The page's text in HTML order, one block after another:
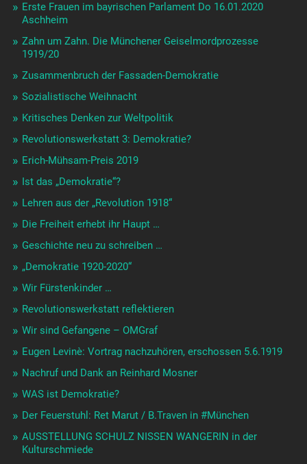
Erste Frauen im bayrischen Parlament Do 16.01.2020
Aschheim
Zahn um Zahn. Die Münchener Geiselmordprozesse
1919/20
Zusammenbruch der Fassaden-Demokratie
Sozialistische Weihnacht
Kritisches Denken zur Weltpolitik
Revolutionswerkstatt 3: Demokratie?
Erich-Mühsam-Preis 2019
Ist das „Demokratie“?
Lehren aus der „Revolution 1918“
Die Freiheit erhebt ihr Haupt …
Geschichte neu zu schreiben …
„Demokratie 1920-2020“
Wir Fürstenkinder …
Revolutionswerkstatt reflektieren
Wir sind Gefangene – OMGraf
Eugen Levinè: Vortrag nachzuhören, erschossen 5.6.1919
Nachruf und Dank an Reinhard Mosner
WAS ist Demokratie?
Der Feuerstuhl: Ret Marut / B.Traven in #München
AUSSTELLUNG SCHULZ NISSEN WANGERIN in der
Kulturschmiede